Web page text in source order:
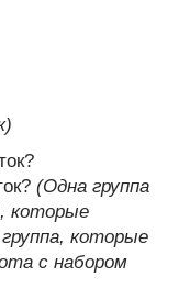
(Одна группа
которые
которые
с набором